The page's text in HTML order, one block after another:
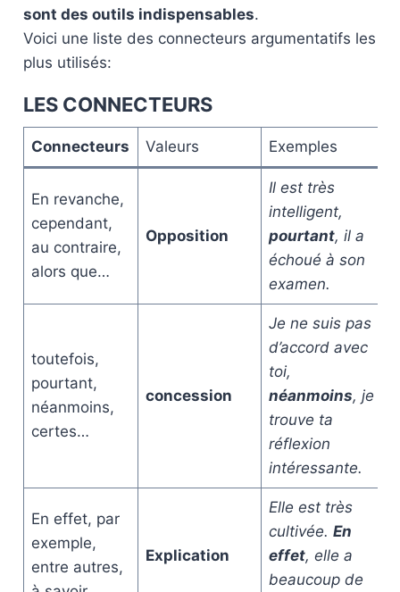
sont des outils indispensables.
Voici une liste des connecteurs argumentatifs les
plus utilisés:
LES CONNECTEURS
Connecteurs Valeurs Exemples
En revanche,
cependant,
au contraire,
alors que…
Opposition
Il est très
intelligent,
pourtant, il a
échoué à son
examen.
toutefois,
pourtant,
néanmoins,
certes…
concession
Je ne suis pas
d’accord avec
toi,
néanmoins, je
trouve ta
réflexion
intéressante.
En effet, par
exemple,
entre autres,
Explication
Elle est très
cultivée. En
effet, elle a
beaucoup de